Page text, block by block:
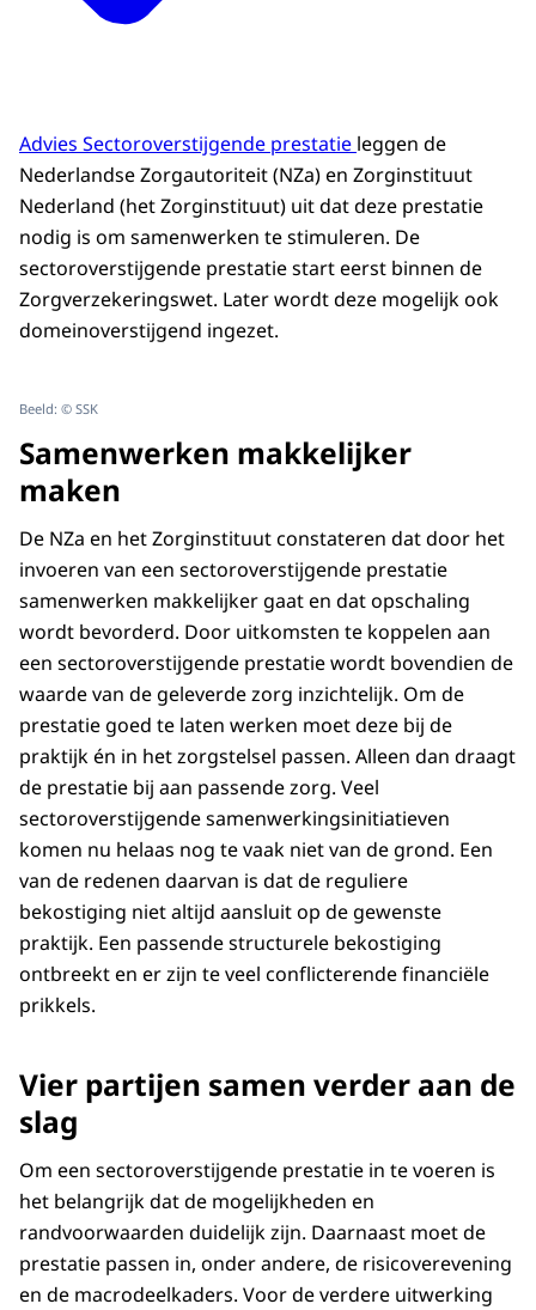
Advies Sectoroverstijgende prestatie leggen de
Nederlandse Zorgautoriteit (NZa) en Zorginstituut
Nederland (het Zorginstituut) uit dat deze prestatie
nodig is om samenwerken te stimuleren. De
sectoroverstijgende prestatie start eerst binnen de
Zorgverzekeringswet. Later wordt deze mogelijk ook
domeinoverstijgend ingezet.
Beeld: © SSK
Samenwerken makkelijker
maken
De NZa en het Zorginstituut constateren dat door het
invoeren van een sectoroverstijgende prestatie
samenwerken makkelijker gaat en dat opschaling
wordt bevorderd. Door uitkomsten te koppelen aan
een sectoroverstijgende prestatie wordt bovendien de
waarde van de geleverde zorg inzichtelijk. Om de
prestatie goed te laten werken moet deze bij de
praktijk én in het zorgstelsel passen. Alleen dan draagt
de prestatie bij aan passende zorg. Veel
sectoroverstijgende samenwerkingsinitiatieven
komen nu helaas nog te vaak niet van de grond. Een
van de redenen daarvan is dat de reguliere
bekostiging niet altijd aansluit op de gewenste
praktijk. Een passende structurele bekostiging
ontbreekt en er zijn te veel conflicterende financiële
prikkels.
Vier partijen samen verder aan de
slag
Om een sectoroverstijgende prestatie in te voeren is
het belangrijk dat de mogelijkheden en
randvoorwaarden duidelijk zijn. Daarnaast moet de
prestatie passen in, onder andere, de risicoverevening
en de macrodeelkaders. Voor de verdere uitwerking